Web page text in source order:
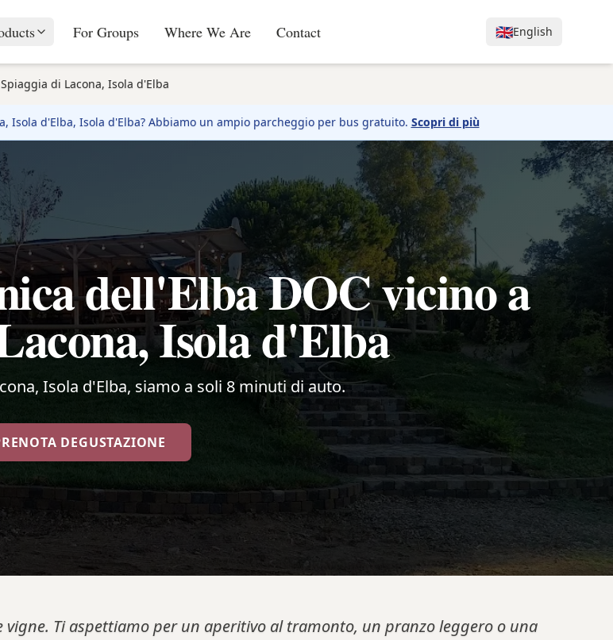
For Groups Where We Are Contact 🇬🇧English
di Lacona, Isola d'Elba
Isola d'Elba, Isola d'Elba? Abbiamo un ampio parcheggio per bus gratuito. Scopri di più
dell'Elba DOC vicino a
Isola d'Elba
Isola d'Elba, siamo a soli 8 minuti di auto.
DEGUSTAZIONE
Ti aspettiamo per un aperitivo al tramonto, un pranzo leggero o una